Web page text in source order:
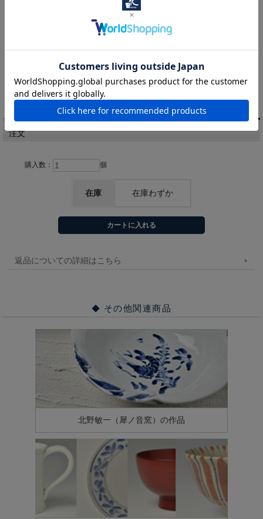
商品番号: 650401s_4410214007
注文
購入数： 個
在庫 在庫わずか
返品についての詳細はこちら
その他関連商品
北野敏一（犀ノ音窯）の作品